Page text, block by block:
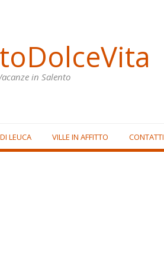
in Salento
LEUCA VILLE IN AFFITTO CONTATTI